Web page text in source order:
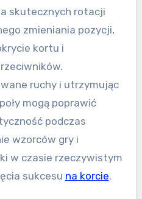
skutecznych rotacji
zmieniania pozycji,
kortu i
ruchy i utrzymując
mogą poprawić
podczas
wzorców gry i
w czasie rzeczywistym
sukcesu na korcie.